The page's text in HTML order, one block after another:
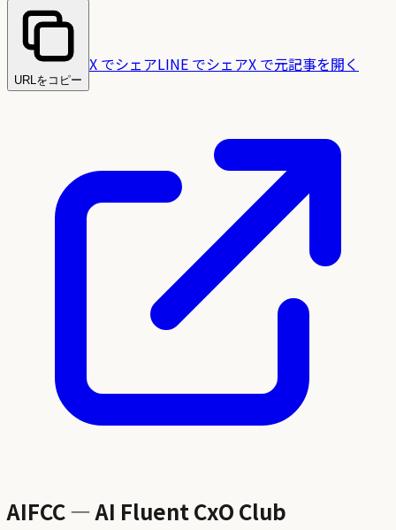
URLをコピー
X でシェアLINE でシェアX で元記事を開く
AIFCC — AI Fluent CxO Club